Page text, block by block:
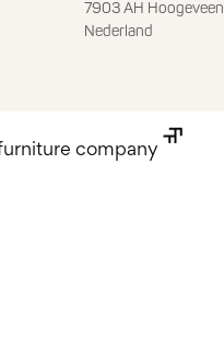
7903 AH Hoogeveen
Nederland
company